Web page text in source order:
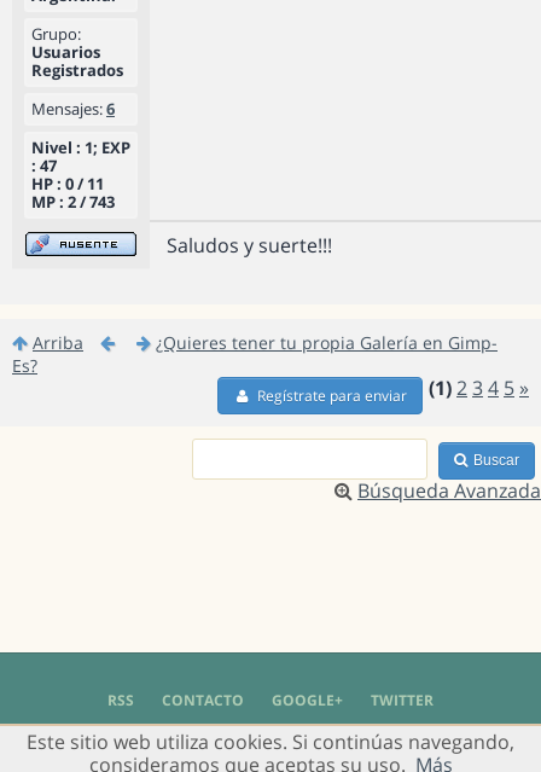
Grupo:
Usuarios
Registrados
Mensajes:6
Nivel : 1; EXP
: 47
HP : 0 / 11
MP : 2 / 743
Saludos y suerte!!!
Arriba
¿Quieres tener tu propia Galería en Gimp-
Es?
(1)234 5 »
Regístrate para enviar
Buscar
Búsqueda Avanzada
RSS CONTACTO GOOGLE+ TWITTER
© 2004 - 2018 Grupo de Usuarios de Gimp en Español -Política de Privacidad
Este sitio web utiliza cookies. Si continúas navegando,
consideramos que aceptas su uso. Más